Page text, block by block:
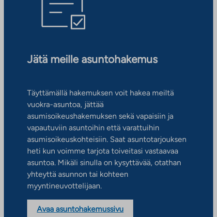
Jätä meille asuntohakemus
Täyttämällä hakemuksen voit hakea meiltä
vuokra-asuntoa, jättää
asumisoikeushakemuksen sekä vapaisiin ja
vapautuviin asuntoihin että varattuihin
asumisoikeuskohteisiin. Saat asuntotarjouksen
heti kun voimme tarjota toiveitasi vastaavaa
asuntoa. Mikäli sinulla on kysyttävää, otathan
yhteyttä asunnon tai kohteen
myyntineuvottelijaan.
Avaa asuntohakemussivu